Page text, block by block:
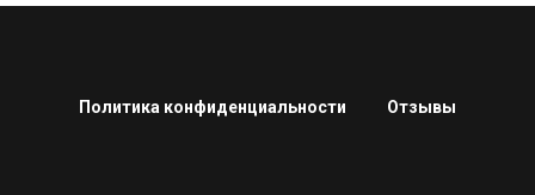
Политика конфиденциальности Отзывы